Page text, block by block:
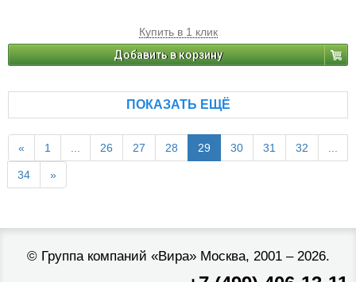
Купить в 1 клик
Добавить в корзину
ПОКАЗАТЬ ЕЩЁ
« 1 ... 26 27 28 29 30 31 32 ...
34 »
© Группа компаний «Вира»Москва, 2001 – 2026.